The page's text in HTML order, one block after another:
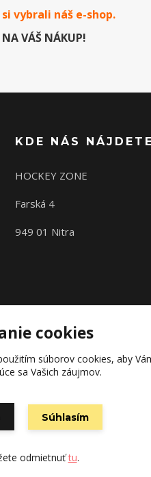
vybrali náš e-shop.
NA VÁŠ NÁKUP!
KDE NÁS NÁJDETE
HOCKEY ZONE
Farská 4
949 01 Nitra
hokejexpert.sk
cookies
súborov cookies, aby
sa Vašich záujmov.
Súhlasím
odmietnuťtu.